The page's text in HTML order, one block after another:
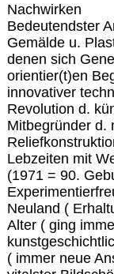
Nachwirken
Bedeutendster
Gemälde u.
denen sich
orientier(t)en
innovativer
Revolution d.
Mitbegründer d.
Lebzeiten mit
(1971 = 90.
Neuland (
Alter ( ging
( immer neue